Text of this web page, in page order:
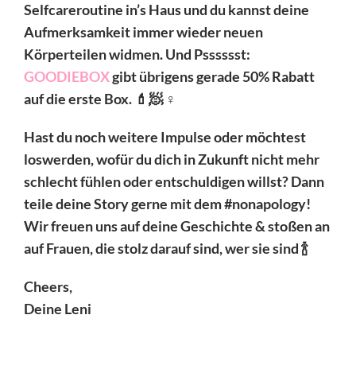
Selfcareroutine in’s Haus und du kannst deine
Aufmerksamkeit immer wieder neuen
Körperteilen widmen. Und Psssssst:
GOODIEBOXgibt übrigens gerade 50% Rabatt
auf die erste Box. 💄🧖 ♀️
Hast du noch weitere Impulse oder möchtest
loswerden, wofür du dich in Zukunft nicht mehr
schlecht fühlen oder entschuldigen willst? Dann
teile deine Story gerne mit dem #nonapology!
Wir freuen uns auf deine Geschichte & stoßen an
auf Frauen, die stolz darauf sind, wer sie sind 🍾
Cheers,
Deine Leni